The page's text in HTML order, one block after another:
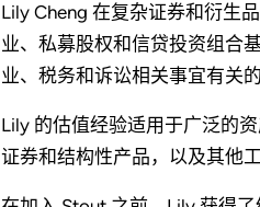
Lily Cheng 在复杂证券和衍生
业、私募股权和信贷投资组合
业、税务和诉讼相关事宜有关
Lily 的估值经验适用于广泛的
证券和结构性产品，以及其他